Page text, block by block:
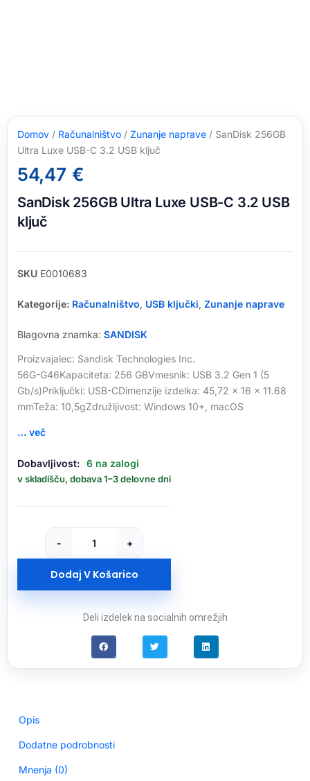
Domov / Računalništvo / Zunanje naprave / SanDisk 256GB
Ultra Luxe USB-C 3.2 USB ključ
54,47 €
SanDisk 256GB Ultra Luxe USB-C 3.2 USB
ključ
SKU E0010683
Kategorije: Računalništvo, USB ključki, Zunanje naprave
Blagovna znamka: SANDISK
Proizvajalec: Sandisk Technologies Inc.
56G-G46Kapaciteta: 256 GBVmesnik: USB 3.2 Gen 1 (5
Gb/s)Priključki: USB-CDimenzije izdelka: 45,72 x 16 x 11.68
mmTeža: 10,5gZdružljivost: Windows 10+, macOS
… več
Dobavljivost: 6 na zalogi
v skladišču, dobava 1–3 delovne dni
-
Luxe
+
Dodaj V Košarico
Deli izdelek na socialnih omrežjih
Opis
Dodatne podrobnosti
Mnenja (0)